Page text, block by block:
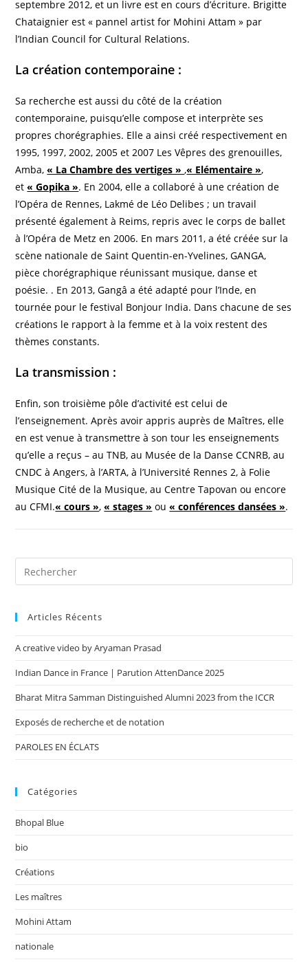
septembre 2012, et un livre est en cours d’écriture. Brigitte
Chataignier est « pannel artist for Mohini Attam » par
l’Indian Council for Cultural Relations.
La création contemporaine :
Sa recherche est aussi du côté de la création
contemporaine, puisqu’elle compose et interprète ses
propres chorégraphies. Elle a ainsi créé respectivement en
1995, 1997, 2002, 2005 et 2007 Les Vêpres des grenouilles,
Amba,« La Chambre des vertiges »,« Elémentaire »,
et« Gopika ». En 2004, elle a collaboré à une création de
l’Opéra de Rennes, Lakmé de Léo Delibes ; un travail
présenté également à Reims, repris avec le corps de ballet
à l’Opéra de Metz en 2006. En mars 2011, a été créée sur la
scène nationale de Saint Quentin-en-Yvelines, GANGA,
pièce chorégraphique réunissant musique, danse et
poésie. . En 2013, Gangâ a été adapté pour l’Inde, en
tournée pour le festival Bonjour India. Dans chacune de ses
créations le rapport à la femme et à la voix restent des
thèmes constants.
La transmission :
Enfin, son troisième pôle d’activité est celui de
l’enseignement. Après avoir appris auprès de Maîtres, elle
en est venue à transmettre à son tour les enseignements
qu’elle a reçus – au TNB, au Musée de la Danse CCNRB, au
CNDC à Angers, à l’ARTA, à l’Université Rennes 2, à Folie
Musique Cité de la Musique, au Centre Tapovan ou encore
au CFMI.« cours »,« stages » ou« conférences dansées ».
Articles Récents
A creative video by Aryaman Prasad
Indian Dance in France | Parution AttenDance 2025
Bharat Mitra Samman Distinguished Alumni 2023 from the ICCR
Exposés de recherche et de notation
PAROLES EN ÉCLATS
Catégories
Bhopal Blue
bio
Créations
Les maîtres
Mohini Attam
nationale